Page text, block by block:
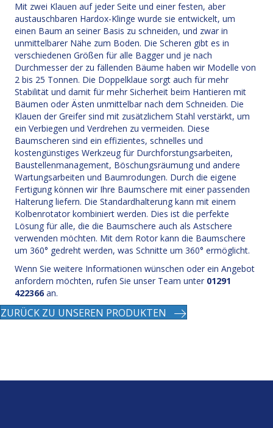
Mit zwei Klauen auf jeder Seite und einer festen, aber
austauschbaren Hardox-Klinge wurde sie entwickelt, um
einen Baum an seiner Basis zu schneiden, und zwar in
unmittelbarer Nähe zum Boden. Die Scheren gibt es in
verschiedenen Größen für alle Bagger und je nach
Durchmesser der zu fällenden Bäume haben wir Modelle von
2 bis 25 Tonnen. Die Doppelklaue sorgt auch für mehr
Stabilität und damit für mehr Sicherheit beim Hantieren mit
Bäumen oder Ästen unmittelbar nach dem Schneiden. Die
Klauen der Greifer sind mit zusätzlichem Stahl verstärkt, um
ein Verbiegen und Verdrehen zu vermeiden. Diese
Baumscheren sind ein effizientes, schnelles und
kostengünstiges Werkzeug für Durchforstungsarbeiten,
Baustellenmanagement, Böschungsräumung und andere
Wartungsarbeiten und Baumrodungen. Durch die eigene
Fertigung können wir Ihre Baumschere mit einer passenden
Halterung liefern. Die Standardhalterung kann mit einem
Kolbenrotator kombiniert werden. Dies ist die perfekte
Lösung für alle, die die Baumschere auch als Astschere
verwenden möchten. Mit dem Rotor kann die Baumschere
um 360° gedreht werden, was Schnitte um 360° ermöglicht.
Wenn Sie weitere Informationen wünschen oder ein Angebot
anfordern möchten, rufen Sie unser Team unter 01291
422366 an.
ZURÜCK ZU UNSEREN PRODUKTEN